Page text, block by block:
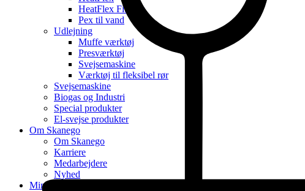
HeatFlex Fittings
Pex til vand
Udlejning
Muffe værktøj
Presværktøj
Svejsemaskine
Værktøj til fleksibel rør
Svejsemaskine
Biogas og Industri
Special produkter
El-svejse produkter
Om Skanego
Om Skanego
Karriere
Medarbejdere
Nyhed
Min konto